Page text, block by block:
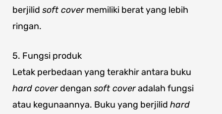
berjilid soft covermemiliki berat yang lebih
ringan.
5. Fungsi produk
Letak perbedaan yang terakhir antara buku
hard coverdengan soft coveradalah fungsi
atau kegunaannya. Buku yang berjilid hard